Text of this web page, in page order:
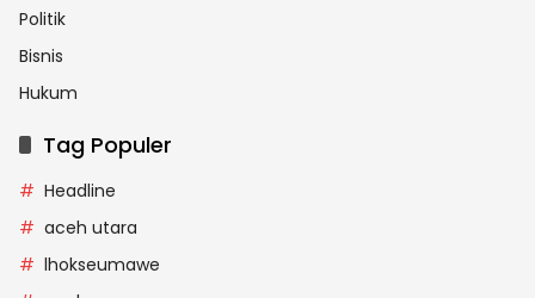
Politik
Bisnis
Hukum
Tag Populer
Headline
aceh utara
lhokseumawe